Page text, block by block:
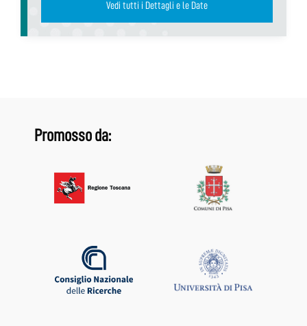
Vedi tutti i Dettagli e le Date
Promosso da: